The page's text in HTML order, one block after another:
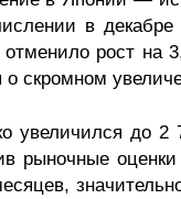
в
рост на
скромном
увеличился до
рыночные